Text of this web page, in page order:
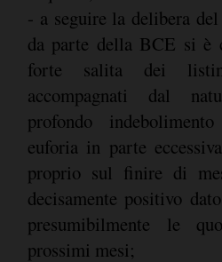
- a seguire la delibera
da parte della BCE si è
forte salita dei
accompagnati dal
profondo
euforia in parte
proprio sul finire di
decisamente positivo
presumibilmente le
prossimi mesi;